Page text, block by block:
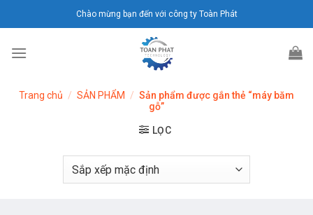
đến
dung
Chào mừng bạn đến với công ty Toàn Phát
Trang chủ / SẢN PHẨM / Sản phẩm được gắn thẻ “máy băm
gỗ”
LỌC